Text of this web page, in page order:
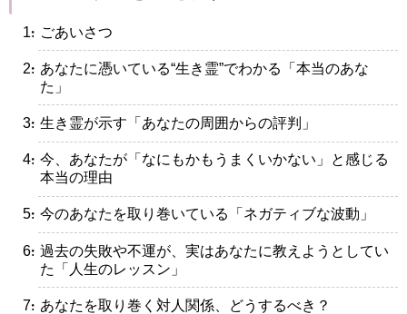
・ごあいさつ
・あなたに憑いている“生き霊”でわかる「本当のあな
た」
・生き霊が示す「あなたの周囲からの評判」
・今、あなたが「なにもかもうまくいかない」と感じる
本当の理由
・今のあなたを取り巻いている「ネガティブな波動」
・過去の失敗や不運が、実はあなたに教えようとしてい
た「人生のレッスン」
・あなたを取り巻く対人関係、どうするべき？